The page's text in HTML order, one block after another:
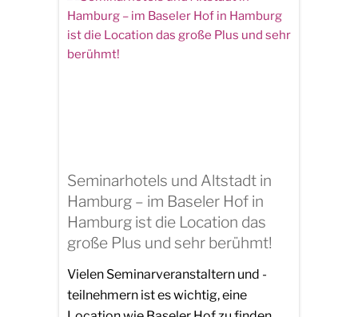
Seminarhotels und Altstadt in
Hamburg – im Baseler Hof in
Hamburg ist die Location das
große Plus und sehr berühmt!
Vielen Seminarveranstaltern und -
teilnehmern ist es wichtig, eine